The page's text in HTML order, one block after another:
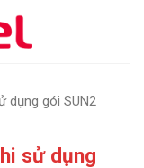
dụng gói SUN2
sử dụng